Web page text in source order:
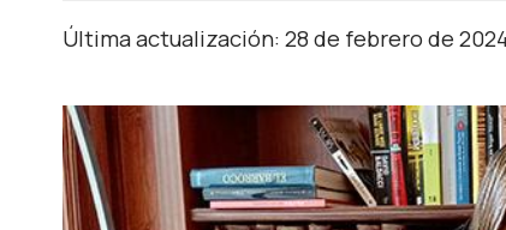
Última actualización: 28 de febrero de